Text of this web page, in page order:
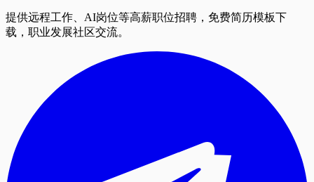
提供远程工作、AI岗位等高薪职位招聘，免费简历模板下
载，职业发展社区交流。